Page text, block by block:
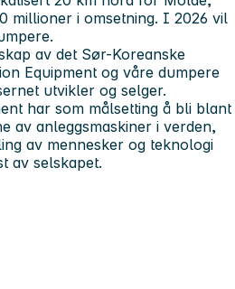
millioner i omsetning. I 2026 vil
av det Sør-Koreanske
Equipment og våre dumpere
utvikler og selger.
har som målsetting å bli blant
av anleggsmaskiner i verden,
av mennesker og teknologi
av selskapet.